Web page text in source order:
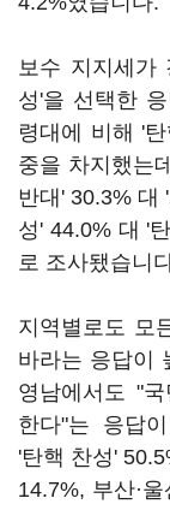
보수 지지세가
성'을 선택한
령대에 비해 '
중을 차지했는
반대' 30.3% 대
성' 44.0% 대 '
로 조사됐습니
지역별로도 모
바라는 응답이
영남에서도 "
한다"는 응답
'탄핵 찬성'
14.7%, 부산·